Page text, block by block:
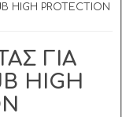
PROTECTION
ΓΙΑ
HIGH